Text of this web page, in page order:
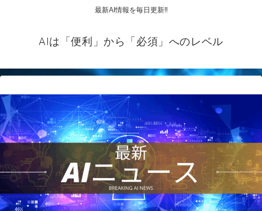
最新AI情報を毎日更新‼
AIは「便利」から「必須」へのレベル